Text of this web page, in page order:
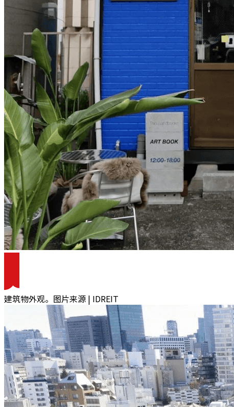
建筑物外观。图片来源 | IDREIT